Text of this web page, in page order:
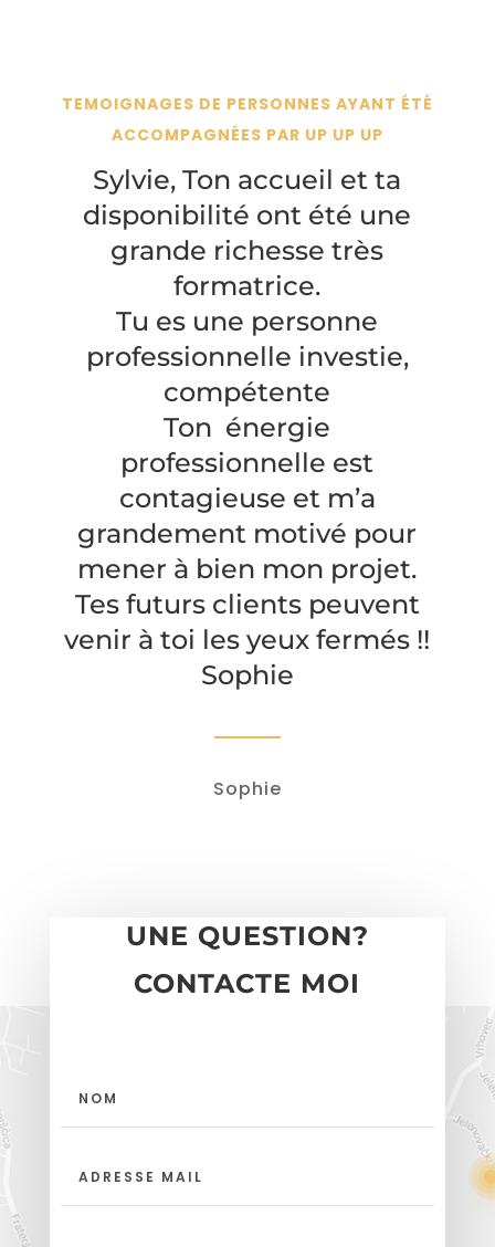
TEMOIGNAGES DE PERSONNES AYANT ÉTÉ
ACCOMPAGNÉES PAR UP UP UP
Sylvie, Ton accueil et ta
disponibilité ont été une
grande richesse très
formatrice.
Tu es une personne
professionnelle investie,
compétente
Ton énergie
professionnelle est
contagieuse et m’a
grandement motivé pour
mener à bien mon projet.
Tes futurs clients peuvent
venir à toi les yeux fermés !!
Sophie
Sophie
UNE QUESTION?
CONTACTE MOI